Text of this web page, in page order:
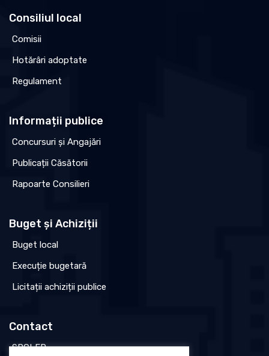
Consiliul local
Comisii
Hotărâri adoptate
Regulament
Informații publice
Concursuri și Angajări
Publicații Căsătorii
Rapoarte Consilieri
Buget și Achiziții
Buget local
Execuție bugetară
Licitații achiziții publice
Contact
SPCLEP